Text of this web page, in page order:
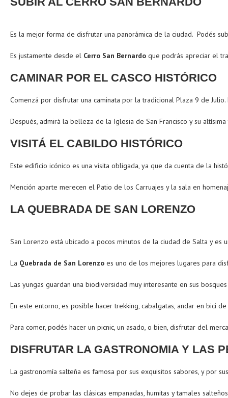
Es la mejor forma de disfrutar una panorámica de la ciudad. Podés
Es justamente desde el Cerro San Bernardo que podrás apreciar el
CAMINAR POR EL CASCO HISTÓRICO
Comenzá por disfrutar una caminata por la tradicional Plaza 9 de
Después, admirá la belleza de la Iglesia de San Francisco y su
VISITÁ EL CABILDO HISTÓRICO
Este edificio icónico es una visita obligada, ya que da cuenta de la
Mención aparte merecen el Patio de los Carruajes y la sala en
LA QUEBRADA DE SAN LORENZO
San Lorenzo está ubicado a pocos minutos de la ciudad de Salta y
La Quebrada de San Lorenzo es uno de los mejores lugares para
Las yungas guardan una biodiversidad muy interesante en sus
En este entorno, es posible hacer trekking, cabalgatas, andar en bici
Para comer, podés hacer un picnic, un asado, o bien, disfrutar del
DISFRUTAR LA GASTRONOMIA Y LAS
La gastronomía salteña es famosa por sus exquisitos sabores, y por
No dejes de probar las clásicas empanadas, humitas y tamales